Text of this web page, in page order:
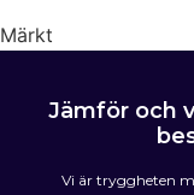
Märkt
Jämför och
Vi är tryggheten